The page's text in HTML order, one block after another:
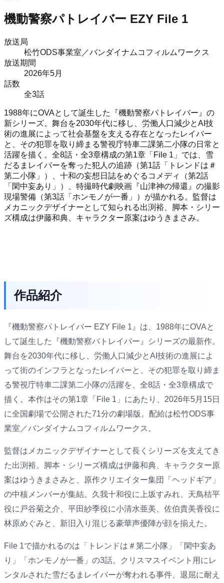
機動警察パトレイバー EZY File 1
放送局
松竹ODS事業室／バンダイナムコフィルムワークス
放送期間
2026年5月
話数
全3話
1988年にOVAとして誕生した『機動警察パトレイバー』の
新シリーズ。舞台を2030年代に移し、労働人口減少とAI技
術の進展によって社会基盤を支える存在となったレイバー
と、その犯罪を取り締まる警視庁特車二課第二小隊の日常と
活躍を描く。全8話・全3章構成の第1章「File 1」では、雪
だるまレイバーを奪った犯人の追跡（第1話「トレンドは＃
第二小隊」）、十和の妄想日誌をめぐるコメディ（第2話
「閑中妄あり」）、特撮時代劇映画『山津神の帰還』の撮影
現場警備（第3話「ホンモノが一番」）が描かれる。監督は
メカニックデザイナーとして知られる出渕裕、脚本・シリー
ズ構成は伊藤和典、キャラクター原案はゆうきまさみ。
作品紹介
『機動警察パトレイバー EZY File 1』は、1988年にOVAと
して誕生した『機動警察パトレイバー』シリーズの最新作。
舞台を2030年代に移し、労働人口減少とAI技術の進展によ
って街のインフラとなったレイバーと、その犯罪を取り締ま
る警視庁特車二課第二小隊の活躍を、全8話・全3章構成で
描く。本作はその第1章「File 1」にあたり、2026年5月15日
に全国劇場で公開された71分の劇場版。配給は松竹ODS事
業室／バンダイナムコフィルムワークス。
監督はメカニックデザイナーとして長くシリーズを支えてき
た出渕裕。脚本・シリーズ構成は伊藤和典、キャラクター原
案はゆうきまさみと、原作クリエイター集団「ヘッドギア」
の中核メンバーが集結。久我十和役に上坂すみれ、天鳥桔平
役に戸谷菊之介、平田紗季役に小清水亜美、佐伯貴美香役に
林原めぐみと、新旧入り混じる豪華声優陣が顔を揃えた。
File 1で描かれるのは「トレンドは＃第二小隊」「閑中妄あ
り」「ホンモノが一番」の3話。クリスマスイベント用にレ
ンタルされた雪だるまレイバーが奪われる事件、退屈に耐え